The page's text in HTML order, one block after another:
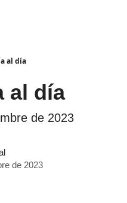
al día
al día
de 2023
de 2023